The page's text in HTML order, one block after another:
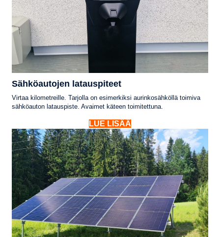
Sähköautojen latauspiteet
Virtaa kilometreille. Tarjolla on esimerkiksi aurinkosähköllä toimiva
sähköauton latauspiste. Avaimet käteen toimitettuna.
LUE LISÄÄ